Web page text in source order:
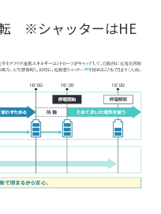
転 ※シャッターはHE